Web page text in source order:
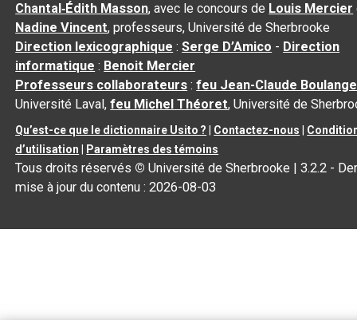
Chantal‑Édith Masson, avec le concours de Louis Mercier
Nadine Vincent, professeurs, Université de Sherbrooke
Direction lexicographique :Serge D’Amico - Direction
informatique : Benoit Mercier
Professeurs collaborateurs :feu Jean-Claude
Université Laval,feu Michel Théoret, Université de
Qu’est-ce que le dictionnaire Usito ? Contactez-nous
d’utilisation
Paramètres des témoins
Tous droits réservés © Université de Sherbrooke |3.2.2 -
mise à jour du contenu :2026-08-03